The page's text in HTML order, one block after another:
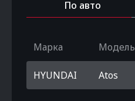
По авто
Марка Модель
HYUNDAI Atos